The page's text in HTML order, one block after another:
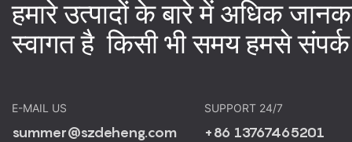
हमारे उत्पादों के बारे में अधिक
स्वागत है किसी भी समय हमसे
E-MAIL US
summer@szdeheng.com
SUPPORT 24/7
+86 13767465201